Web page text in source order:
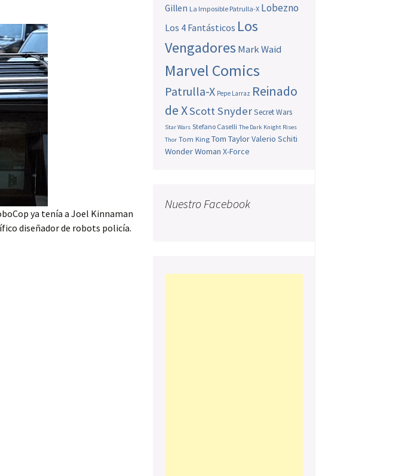
ya tenía a Joel Kinnaman
diseñador de robots policía.
Gillen La Imposible Patrulla-X Lobezno
Los 4 Fantásticos Los
Vengadores Mark Waid
Marvel Comics
Patrulla-X Pepe Larraz Reinado
de XScott SnyderSecret Wars
Star Wars Stefano Caselli The Dark Knight Rises
Thor Tom King Tom TaylorValerio Schiti
Wonder Woman X-Force
Nuestro Facebook